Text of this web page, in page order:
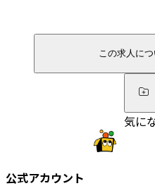
この求人に
気に
公式アカウント